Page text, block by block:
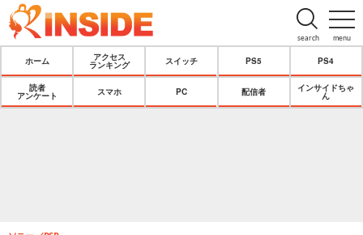
menu
search
ホーム
アクセス
ランキング
スイッチ PS5 PS4
読者
アンケート
スマホ PC 配信者
インサイドちゃ
ん